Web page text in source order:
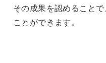
その成果を認めること
ことができます。